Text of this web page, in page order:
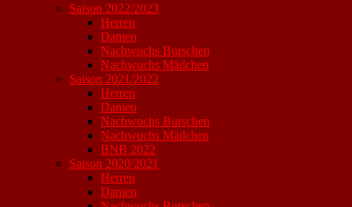
Saison 2022/2023
Herren
Damen
Nachwuchs Burschen
Nachwuchs Mädchen
Saison 2021/2022
Herren
Damen
Nachwuchs Burschen
Nachwuchs Mädchen
BNB 2022
Saison 2020/2021
Herren
Damen